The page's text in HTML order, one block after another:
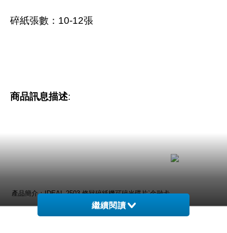
碎紙張數：10-12張
商品訊息描述:
產品簡介：IDEAL 2503 條狀碎紙機可碎光碟片ˋ金融卡
繼續閱讀